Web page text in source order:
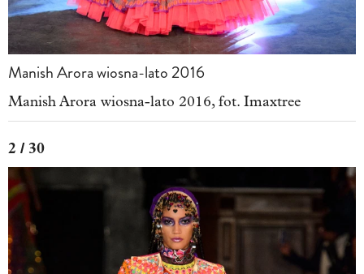
Manish Arora wiosna-lato 2016
Manish Arora wiosna-lato 2016, fot. Imaxtree
2 / 30